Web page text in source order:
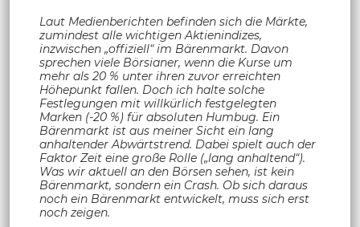
Laut Medienberichten befinden sich die Märkte,
zumindest alle wichtigen Aktienindizes,
inzwischen „offiziell“ im Bärenmarkt. Davon
sprechen viele Börsianer, wenn die Kurse um
mehr als 20 % unter ihren zuvor erreichten
Höhepunkt fallen. Doch ich halte solche
Festlegungen mit willkürlich festgelegten
Marken (-20 %) für absoluten Humbug. Ein
Bärenmarkt ist aus meiner Sicht ein lang
anhaltender Abwärtstrend. Dabei spielt auch der
Faktor Zeit eine große Rolle („lang anhaltend“).
Was wir aktuell an den Börsen sehen, ist kein
Bärenmarkt, sondern ein Crash. Ob sich daraus
noch ein Bärenmarkt entwickelt, muss sich erst
noch zeigen.